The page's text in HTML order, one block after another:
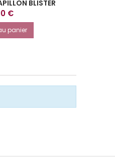
BLISTER
€
panier